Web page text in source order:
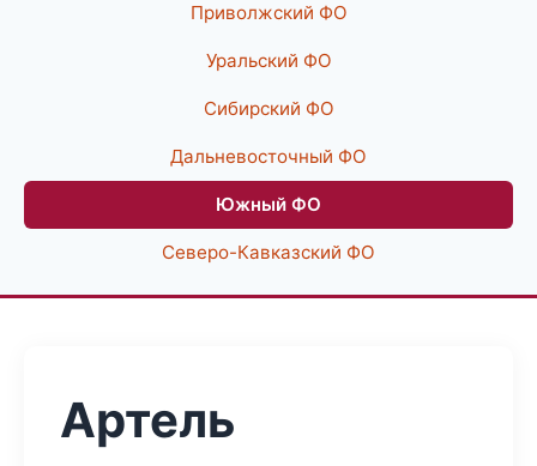
Приволжский ФО
Уральский ФО
Сибирский ФО
Дальневосточный ФО
Южный ФО
Северо-Кавказский ФО
Артель